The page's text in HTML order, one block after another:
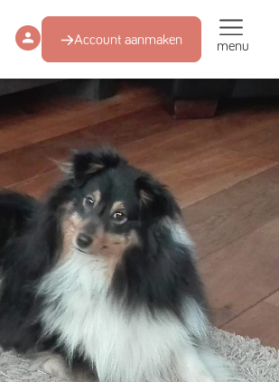
Account aanmaken menu